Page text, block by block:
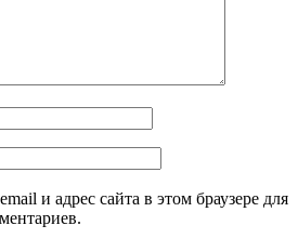
и адрес сайта в этом браузере для